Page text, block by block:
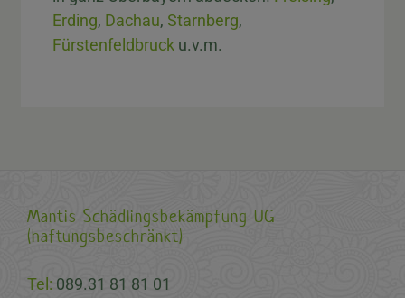
Erding, Dachau,Starnberg,
Fürstenfeldbruck u.v.m.
Mantis Schädlingsbekämpfung UG
(haftungsbeschränkt)
Tel: 089.31 81 81 01